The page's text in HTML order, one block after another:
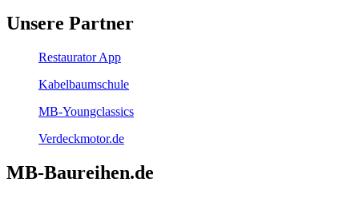
Unsere Partner
Restaurator App
Kabelbaumschule
MB-Youngclassics
Verdeckmotor.de
MB-Baureihen.de